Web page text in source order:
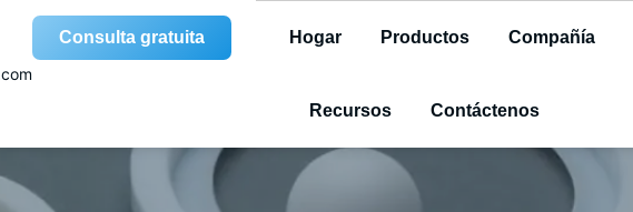
Consulta gratuita Hogar Productos Compañía
Recursos Contáctenos